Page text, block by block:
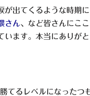
出てくるような時期
さん、など皆さんにこ
ます。本当にありがと
てるレベルになったつ